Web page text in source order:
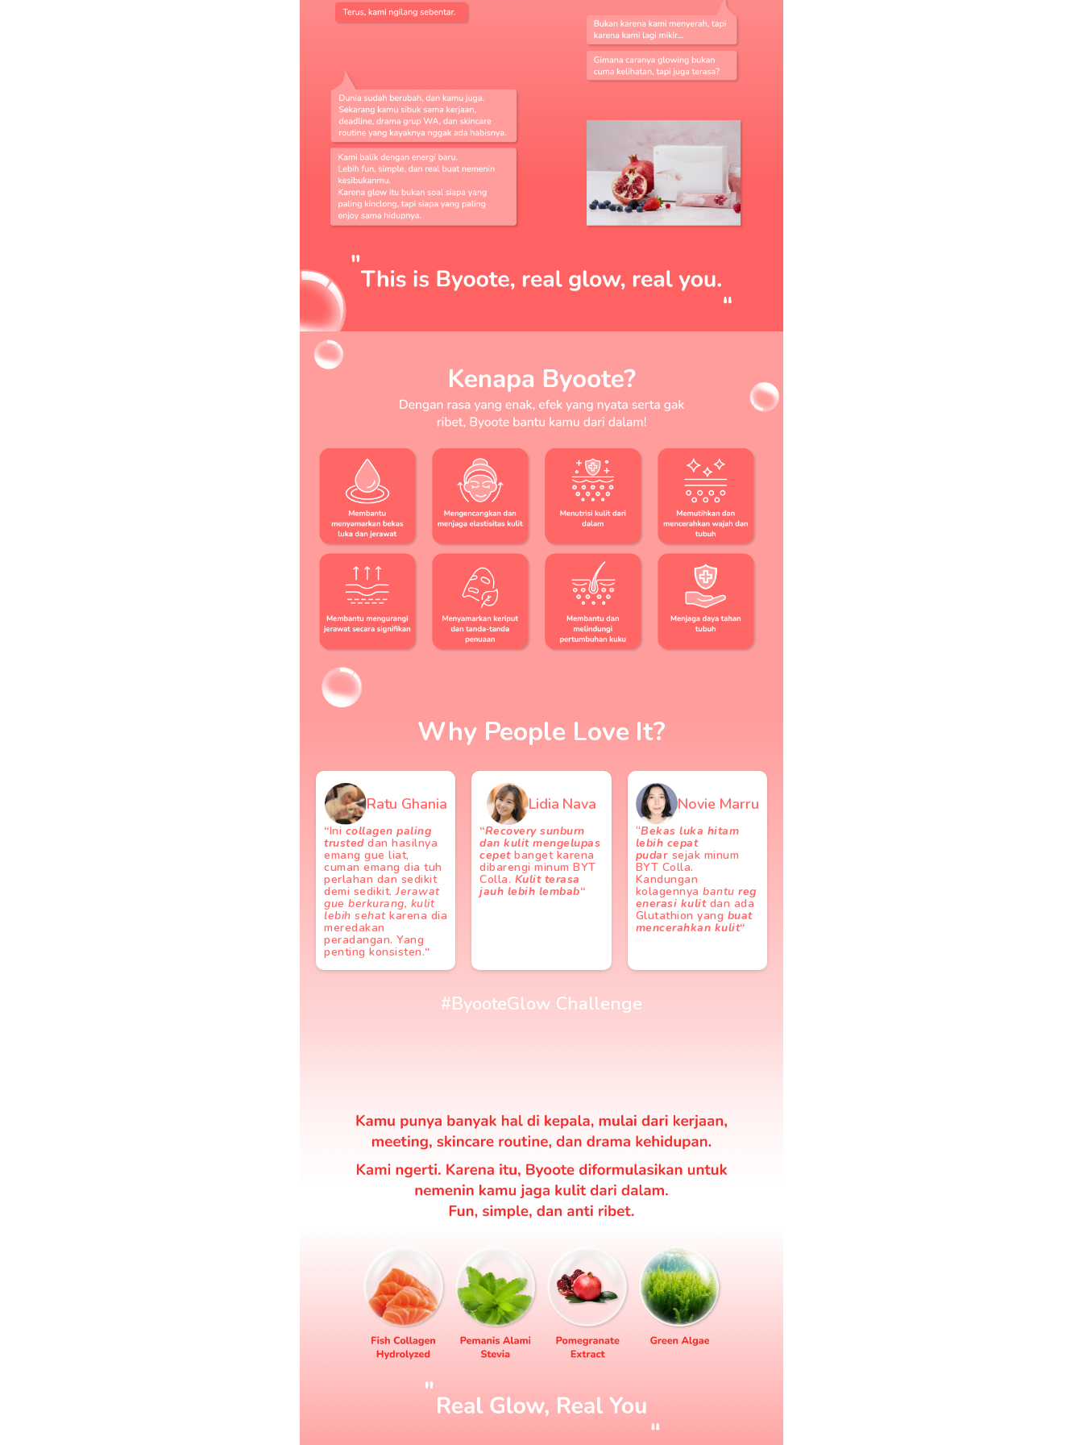
Why People Love It?
Ratu Ghania
“Ini collagen paling
trusted dan hasilnya
emang gue liat,
cuman emang dia tuh
perlahan dan sedikit
demi sedikit.Jerawat
gue berkurang, kulit
lebih sehat karena dia
meredakan
peradangan. Yang
penting konsisten.“
Lidia Nava
“Recovery sunburn
dan kulit mengelupas
cepetbanget karena
dibarengi minum BYT
Colla. Kulit terasa
jauh lebih lembab“
Novie Marru
“Bekas luka hitam
lebih cepat
pudar sejak minum
BYT Colla.
Kandungan
kolagennyabantureg
enerasi kulitdan ada
Glutathion yang buat
mencerahkan kulit“
#ByooteGlow Challenge